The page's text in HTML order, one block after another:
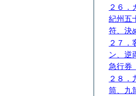
２６．
紀州五
符、決
２７．
ン、逆
急行券
２８．
筒、九